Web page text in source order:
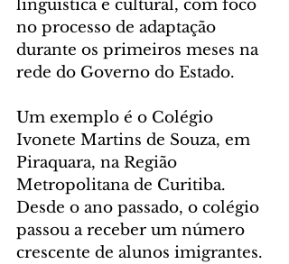
linguística e cultural, com foco
no processo de adaptação
durante os primeiros meses na
rede do Governo do Estado.
Um exemplo é o Colégio
Ivonete Martins de Souza, em
Piraquara, na Região
Metropolitana de Curitiba.
Desde o ano passado, o colégio
passou a receber um número
crescente de alunos imigrantes.